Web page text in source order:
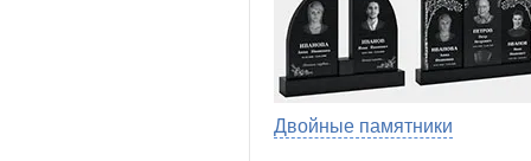
Двойные памятники